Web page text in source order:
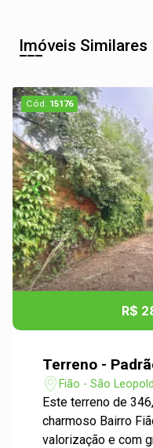
Imóveis Similares
Cód. 15176
R$
Terreno -
Fião - São
Este terreno de
charmoso Bairro
valorização e com